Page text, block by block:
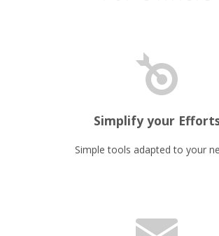
Simplify your
Simple tools adapted to your